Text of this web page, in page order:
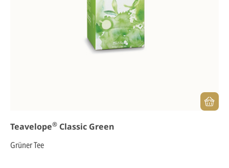
Teavelope® Classic Green
Grüner Tee